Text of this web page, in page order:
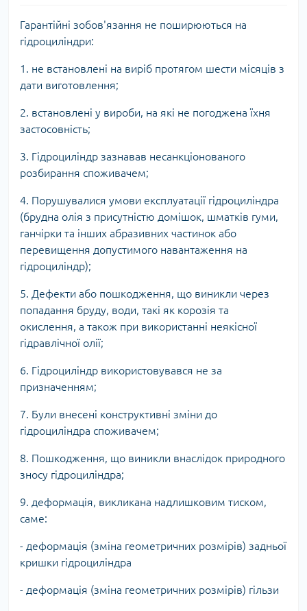
Гарантійні зобов'язання не поширюються на
гідроциліндри:
1. не встановлені на виріб протягом шести місяців з
дати виготовлення;
2. встановлені у вироби, на які не погоджена їхня
застосовність;
3. Гідроциліндр зазнавав несанкціонованого
розбирання споживачем;
4. Порушувалися умови експлуатації гідроциліндра
(брудна олія з присутністю домішок, шматків гуми,
ганчірки та інших абразивних частинок або
перевищення допустимого навантаження на
гідроциліндр);
5. Дефекти або пошкодження, що виникли через
попадання бруду, води, такі як корозія та
окислення, а також при використанні неякісної
гідравлічної олії;
6. Гідроциліндр використовувався не за
призначенням;
7. Були внесені конструктивні зміни до
гідроциліндра споживачем;
8. Пошкодження, що виникли внаслідок природного
зносу гідроциліндра;
9. деформація, викликана надлишковим тиском,
саме:
- деформація (зміна геометричних розмірів) задньої
кришки гідроциліндра
- деформація (зміна геометричних розмірів) гільзи